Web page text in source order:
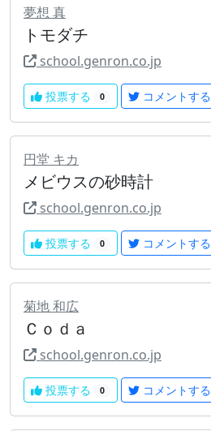
夢想 真
トモダチ
school.genron.co.jp
投票する 0 コメントする
円堂 キカ
メビウスの砂時計
school.genron.co.jp
投票する 0 コメントする
菊地 和広
Ｃｏｄａ
school.genron.co.jp
投票する 0 コメントする